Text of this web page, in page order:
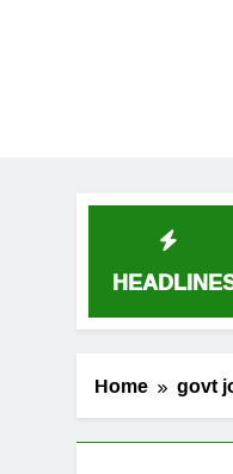
NIMS
2 Weeks
Home govt